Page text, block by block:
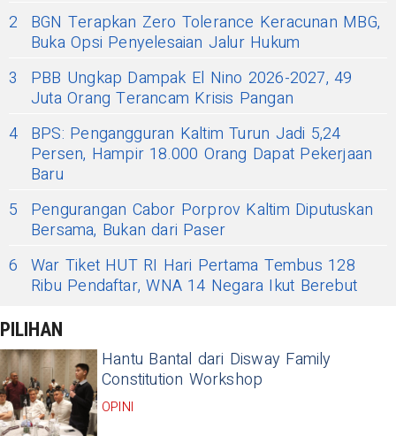
2
BGN Terapkan Zero Tolerance Keracunan MBG,
Buka Opsi Penyelesaian Jalur Hukum
3
PBB Ungkap Dampak El Nino 2026-2027, 49
Juta Orang Terancam Krisis Pangan
4 BPS: Pengangguran Kaltim Turun Jadi 5,24
Persen, Hampir 18.000 Orang Dapat Pekerjaan
Baru
5
Pengurangan Cabor Porprov Kaltim Diputuskan
Bersama, Bukan dari Paser
6 War Tiket HUT RI Hari Pertama Tembus 128
Ribu Pendaftar, WNA 14 Negara Ikut Berebut
PILIHAN
Hantu Bantal dari Disway Family
Constitution Workshop
OPINI